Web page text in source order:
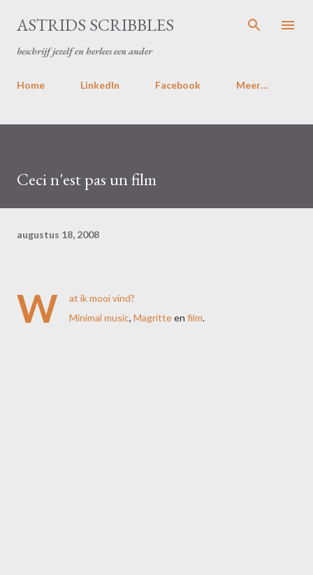
Doorgaan naar hoofdcontent
ASTRIDS SCRIBBLES
beschrijf jezelf en herlees een ander
Home LinkedIn Facebook Meer…
Ceci n'est pas un film
augustus 18, 2008
W
at ik mooi vind?
Minimal music, Magritteen film.